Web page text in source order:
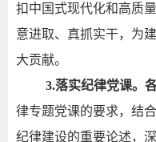
扣中国式现代化和高质
意进取、真抓实干，为
大贡献。
3.落实纪律党课。
律专题党课的要求，结
纪律建设的重要论述，